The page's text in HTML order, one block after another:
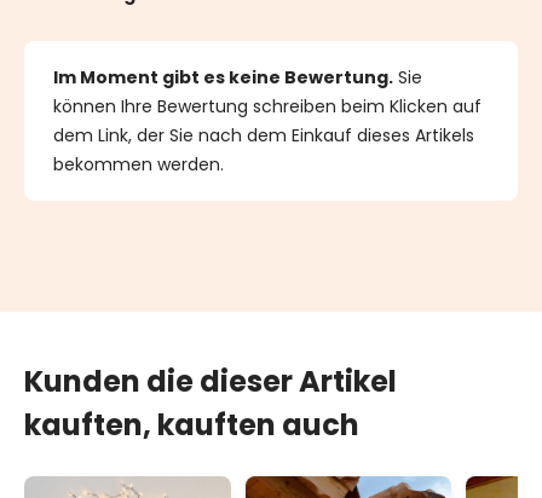
Im Moment gibt es keine Bewertung. Sie
können Ihre Bewertung schreiben beim Klicken auf
dem Link, der Sie nach dem Einkauf dieses Artikels
bekommen werden.
Kunden die dieser Artikel
kauften, kauften auch